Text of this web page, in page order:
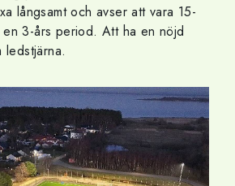
långsamt och avser att vara 15-
3-års period. Att ha en nöjd
ledstjärna.